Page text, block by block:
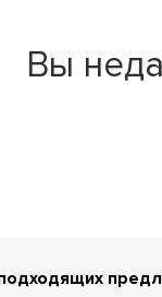
Вы